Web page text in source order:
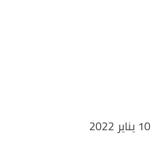
10 يناير 2022